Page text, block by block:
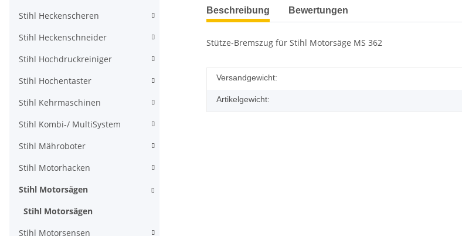
Beschreibung Bewertungen
Stütze-Bremszug für Stihl Motorsäge MS 362
Versandgewicht:
Artikelgewicht:
Stihl Heckenscheren
Stihl Heckenschneider
Stihl Hochdruckreiniger
Stihl Hochentaster
Stihl Kehrmaschinen
Stihl Kombi-/ MultiSystem
Stihl Mähroboter
Stihl Motorhacken
Stihl Motorsägen
Stihl Motorsägen
Stihl Motorsensen